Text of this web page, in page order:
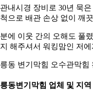
내시경 장비로 30년 묵
으로 배관 손상 없이 깨
에 이웃 간의 오해도 풀
해주셔서 워킹맘인 저
동 변기막힘 오수관막힘
동변기막힘 업체 및 지역